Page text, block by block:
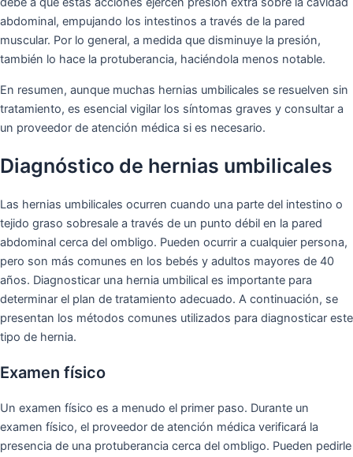
abdominal, empujando los intestinos a través de la pared
muscular. Por lo general, a medida que disminuye la presión,
también lo hace la protuberancia, haciéndola menos notable.
En resumen, aunque muchas hernias umbilicales se resuelven sin
tratamiento, es esencial vigilar los síntomas graves y consultar a
un proveedor de atención médica si es necesario.
Diagnóstico de hernias umbilicales
Las hernias umbilicales ocurren cuando una parte del intestino o
tejido graso sobresale a través de un punto débil en la pared
abdominal cerca del ombligo. Pueden ocurrir a cualquier persona,
pero son más comunes en los bebés y adultos mayores de 40
años. Diagnosticar una hernia umbilical es importante para
determinar el plan de tratamiento adecuado. A continuación, se
presentan los métodos comunes utilizados para diagnosticar este
tipo de hernia.
Examen físico
Un examen físico es a menudo el primer paso. Durante un
examen físico, el proveedor de atención médica verificará la
presencia de una protuberancia cerca del ombligo. Pueden pedirle